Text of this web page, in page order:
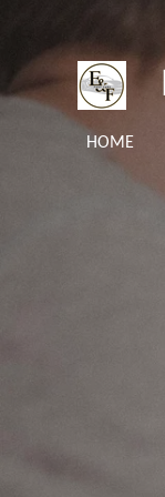
Hauptinhalt
springen
HOME